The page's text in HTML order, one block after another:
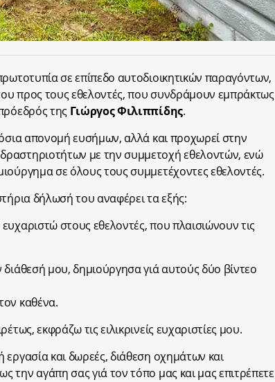
σε επίπεδο αυτοδιοικητικών παραγόντων,
προς τους εθελοντές, που συνδράμουν εμπράκτως
της Γιώργος Φιλιππίδης.
απονομή ευσήμων, αλλά και προχωρεί στην
με την συμμετοχή εθελοντών, ενώ
σε όλους τους συμμετέχοντες εθελοντές.
δήλωσή του αναφέρει τα εξής:
στους εθελοντές, που πλαισιώνουν τις
μου, δημιούργησα γιά αυτούς δύο βίντεο
καθένα.
εκφράζω τις ειλικρινείς ευχαριστίες μου.
και δωρεές, διάθεση οχημάτων και
την αγάπη σας γιά τον τόπο μας και μας επιτρέπετε